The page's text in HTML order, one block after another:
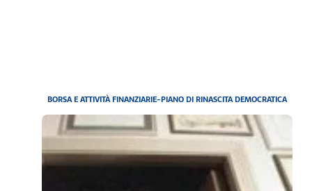
BORSA E ATTIVITÀ FINANZIARIE-PIANO DI RINASCITA DEMOCRATICA